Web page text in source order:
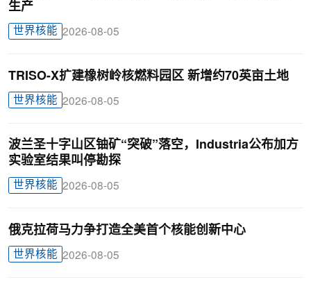
生产
世界核能 2026-08-05
TRISO-X扩建橡树岭核燃料园区 新增约70英亩土地
世界核能 2026-08-05
波兰圣十字山区铀矿“突破”落空，Industria公布加方
实验室结果叫停勘探
世界核能 2026-08-05
俄克拉荷马力争打造全美首个核能创新中心
世界核能 2026-08-05